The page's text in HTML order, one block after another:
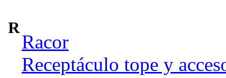
R
Racor
Receptáculo tope y